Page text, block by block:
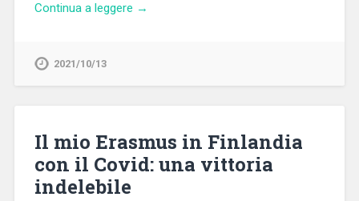
Continua a leggere →
2021/10/13
Il mio Erasmus in Finlandia
con il Covid: una vittoria
indelebile